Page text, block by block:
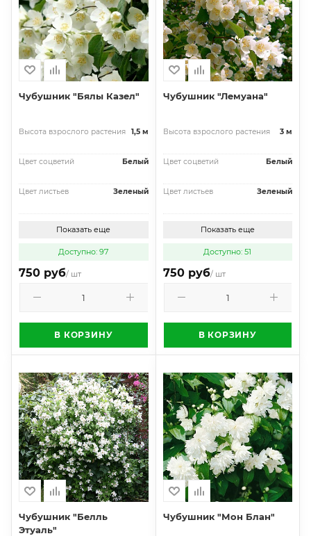
Чубушник "Бялы Казел"
Высота взрослого растения 1,5 м
Цвет соцветий Белый
Цвет листьев Зеленый
Показать еще
Доступно: 97
750 руб/ шт
В КОРЗИНУ
Чубушник "Лемуана"
Высота взрослого растения 3 м
Цвет соцветий Белый
Цвет листьев Зеленый
Показать еще
Доступно: 51
750 руб/ шт
В КОРЗИНУ
Чубушник "Белль
Этуаль"
Чубушник "Мон Блан"